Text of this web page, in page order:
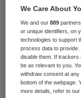
14 juli 2025,14:43
1132 keer gelezen
Ahmed
van
Jeugdzorg
We Care About
We and our889
or unique identifiers, on
technologies to support
process data to provide.
disable them. If trackers
be as relevant to you.
withdraw consent at
bottom of the webpage.
more details, refer to